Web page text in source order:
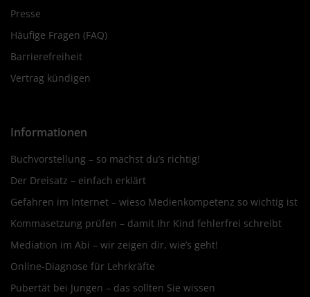
Presse
Häufige Fragen (FAQ)
Barrierefreiheit
Vertrag kündigen
Informationen
Buchvorstellung – so machst du’s richtig!
Der Dreisatz – einfach erklärt
Gefahren im Internet – wieso Medienkompetenz so wichtig ist
Kommasetzung prüfen – damit Ihr Kind fehlerfrei schreibt
Mediation im Abi – wir zeigen dir, wie’s geht!
Online-Diagnose für Lehrkräfte
Pubertät bei Jungen – das sollten Sie wissen